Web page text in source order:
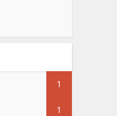
1
1